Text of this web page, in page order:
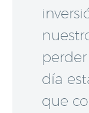
día
que